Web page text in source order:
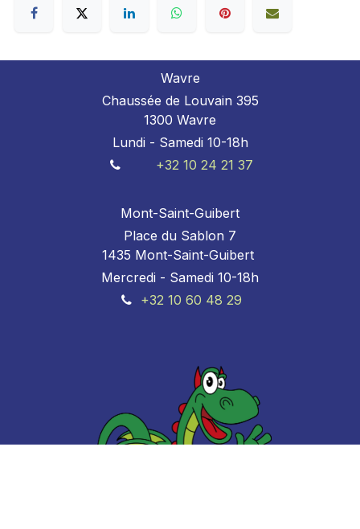
Wavre
Chaussée de Louvain 395
1300 Wavre
Lundi - Samedi 10-18h
+32 10 24 21 37
Mont-Saint-Guibert
Place du Sablon 7
1435 Mont-Saint-Guibert
Mercredi - Samedi 10-18h
+32 10 60 48 29